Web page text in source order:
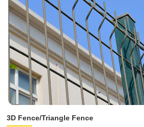
3D Fence/Triangle Fence